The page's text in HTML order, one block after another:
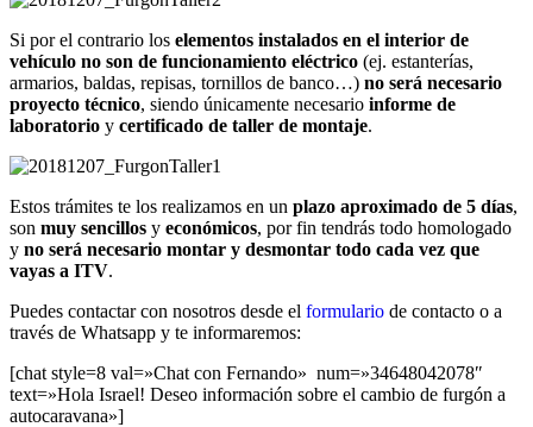
Si por el contrario los elementos instalados en el interior de
vehículo no son de funcionamiento eléctrico (ej. estanterías,
armarios, baldas, repisas, tornillos de banco…) no será necesario
proyecto técnico, siendo únicamente necesario informe de
laboratorio y certificado de taller de montaje.
Estos trámites te los realizamos en un plazo aproximado de 5 días,
son muy sencillos y económicos, por fin tendrás todo homologado
y no será necesario montar y desmontar todo cada vez que
vayas a ITV.
Puedes contactar con nosotros desde el formulario de contacto o a
través de Whatsapp y te informaremos:
[chat style=8 val=»Chat con Fernando» num=»34648042078″
text=»Hola Israel! Deseo información sobre el cambio de furgón a
autocaravana»]